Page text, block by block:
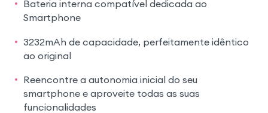
Bateria interna compatível dedicada ao
Smartphone
3232mAh de capacidade, perfeitamente idêntico
ao original
Reencontre a autonomia inicial do seu
smartphone e aproveite todas as suas
funcionalidades